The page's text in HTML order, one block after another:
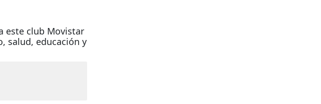
este club Movistar
salud, educación y